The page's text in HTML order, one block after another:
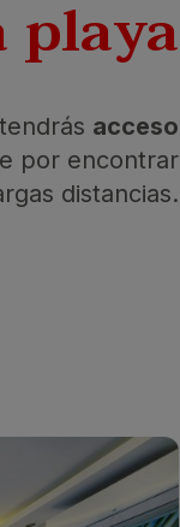
playa
acceso
por encontrar
distancias.